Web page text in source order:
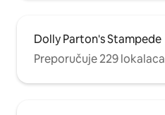
Dolly Parton's Stampede
Preporučuje 229 lokalaca